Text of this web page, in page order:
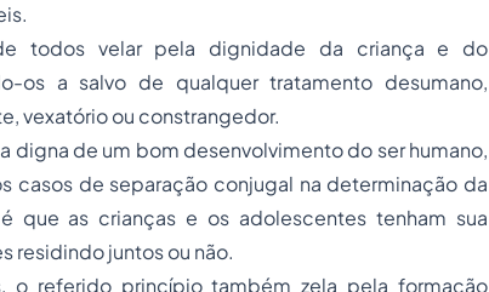
todos velar pela dignidade da criança e do
os a salvo de qualquer tratamento desumano,
vexatório ou constrangedor.
digna de um bom desenvolvimento do ser humano,
casos de separação conjugal na determinação da
que as crianças e os adolescentes tenham sua
residindo juntos ou não.
o referido princípio também zela pela formação